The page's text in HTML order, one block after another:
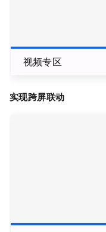
视频专区
实现跨屏联动